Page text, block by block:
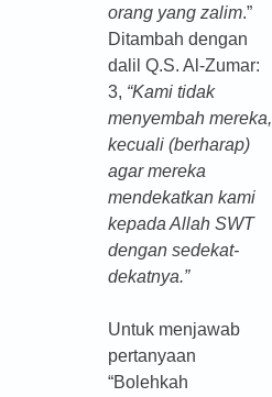
orang yang zalim.”
Ditambah dengan
dalil Q.S. Al-Zumar:
3, “Kami tidak
menyembah mereka,
kecuali (berharap)
agar mereka
mendekatkan kami
kepada Allah SWT
dengan sedekat-
dekatnya.”
Untuk menjawab
pertanyaan
“Bolehkah